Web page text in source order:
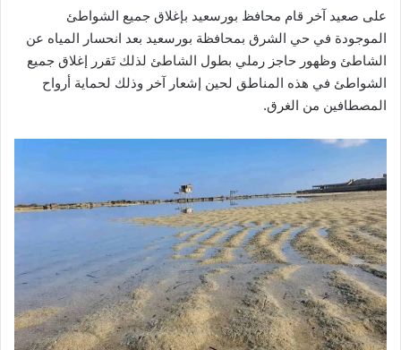
على صعيد آخر قام محافظ بورسعيد بإغلاق جميع الشواطئ
الموجودة في حي الشرق بمحافظة بورسعيد بعد انحسار المياه عن
الشاطئ وظهور حاجز رملي بطول الشاطئ لذلك تَقرر إغلاق جميع
الشواطئ في هذه المناطق لحين إشعار آخر وذلك لحماية أرواح
المصطافين من الغرق.